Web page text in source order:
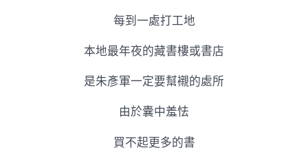
每到一處打工地
本地最年夜的藏書樓或書店
是朱彥軍一定要幫襯的處所
由於囊中羞怯
買不起更多的書